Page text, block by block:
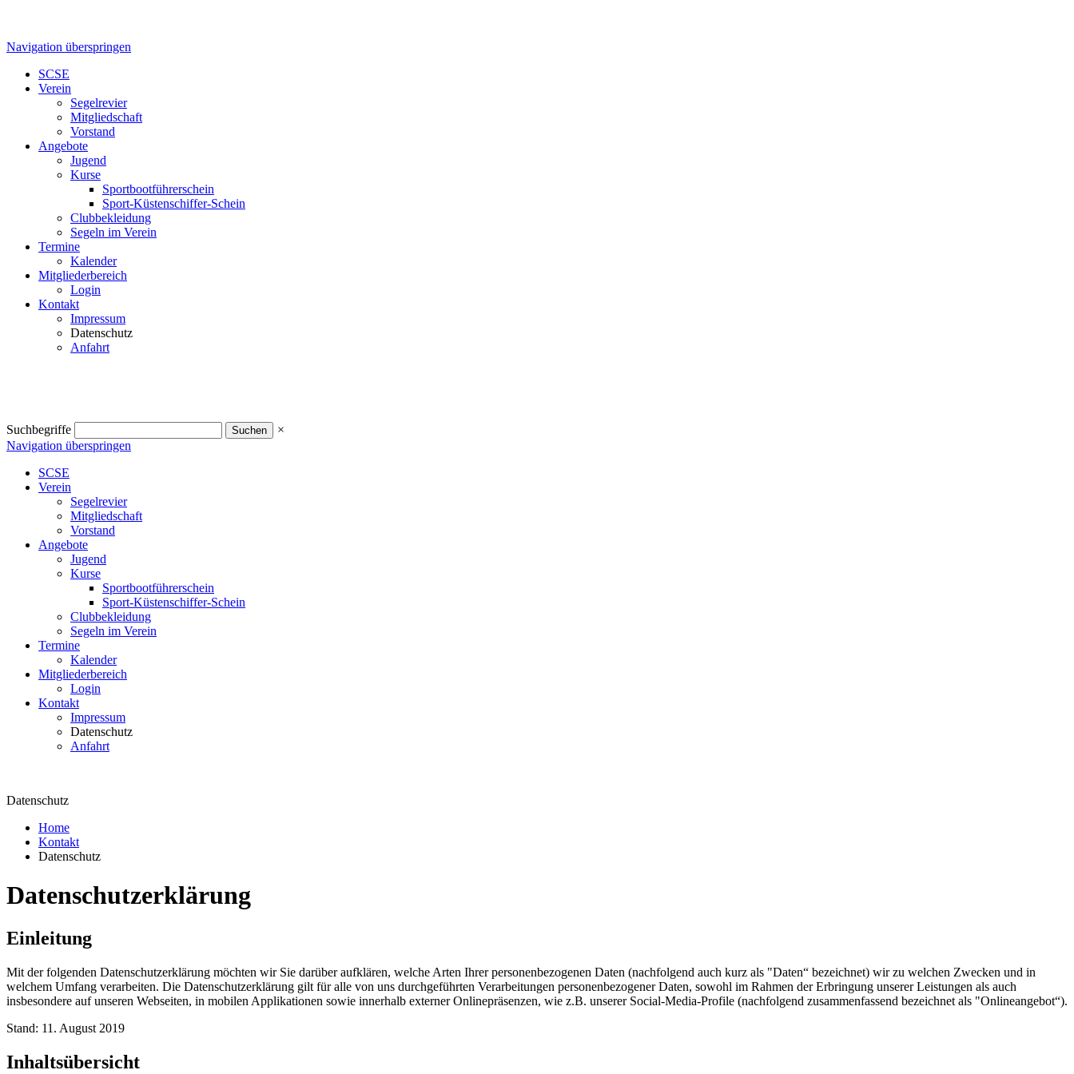
Navigation überspringen
SCSE
Verein
Segelrevier
Mitgliedschaft
Vorstand
Angebote
Jugend
Kurse
Sportbootführerschein
Sport-Küstenschiffer-Schein
Clubbekleidung
Segeln im Verein
Termine
Kalender
Mitgliederbereich
Login
Kontakt
Impressum
Datenschutz
Anfahrt
Suchbegriffe
×
Navigation überspringen
SCSE
Verein
Segelrevier
Mitgliedschaft
Vorstand
Angebote
Jugend
Kurse
Sportbootführerschein
Sport-Küstenschiffer-Schein
Clubbekleidung
Segeln im Verein
Termine
Kalender
Mitgliederbereich
Login
Kontakt
Impressum
Datenschutz
Anfahrt
Datenschutz
Home
Kontakt
Datenschutz
Datenschutzerklärung
Einleitung
Mit der folgenden Datenschutzerklärung möchten wir Sie darüber aufklären, welche Arten Ihrer personenbezogenen Daten (nachfolgend auch kurz als "Daten“ bezeichnet) wir zu welchen Zwecken und in
welchem Umfang verarbeiten. Die Datenschutzerklärung gilt für alle von uns durchgeführten Verarbeitungen personenbezogener Daten, sowohl im Rahmen der Erbringung unserer Leistungen als auch
insbesondere auf unseren Webseiten, in mobilen Applikationen sowie innerhalb externer Onlinepräsenzen, wie z.B. unserer Social-Media-Profile (nachfolgend zusammenfassend bezeichnet als "Onlineangebot“).
Stand: 11. August 2019
Inhaltsübersicht